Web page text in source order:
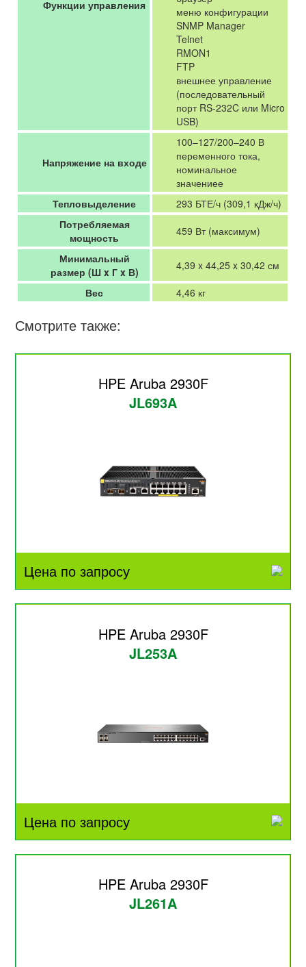
Функции управления
меню конфигурации
SNMP Manager
Telnet
RMON1
FTP
внешнее управление
(последовательный
порт RS-232C или Micro
USB)
Напряжение на входе
100–127/200–240 В
переменного тока,
номинальное
значениее
Тепловыделение
293 БТЕ/ч (309,1 кДж/ч)
Потребляемая
мощность
459 Вт (максимум)
Минимальный
размер (Ш x Г x В)
4,39 x 44,25 x 30,42 см
Вес
4,46 кг
Смотрите также:
HPE Aruba 2930F
JL693A
Цена по запросу
HPE Aruba 2930F
JL253A
Цена по запросу
HPE Aruba 2930F
JL261A